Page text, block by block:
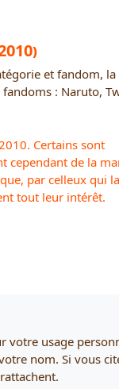
et fandom,
: Naruto,
Certains sont
cependant de la
par celleux qui la
tout leur intérêt.
votre usage
nom. Si vous